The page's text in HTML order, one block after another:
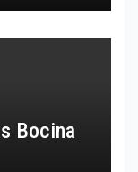
Bocina